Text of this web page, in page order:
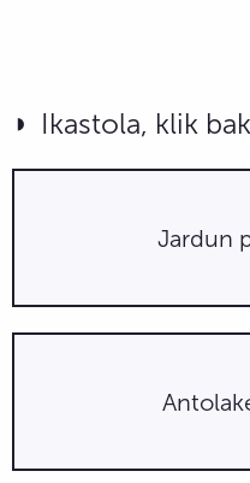
Ikastola, klik
Jardun